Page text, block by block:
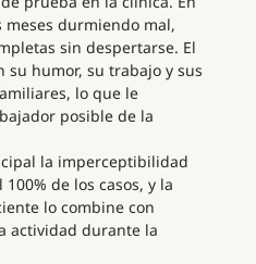
meses durmiendo mal,
sin despertarse. El
humor, su trabajo y sus
lo que le
posible de la
la imperceptibilidad
de los casos, y la
lo combine con
actividad durante la